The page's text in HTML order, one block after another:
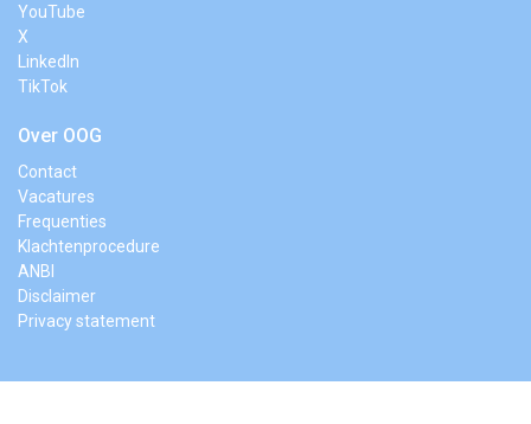
YouTube
X
LinkedIn
TikTok
Over OOG
Contact
Vacatures
Frequenties
Klachtenprocedure
ANBI
Disclaimer
Privacy statement